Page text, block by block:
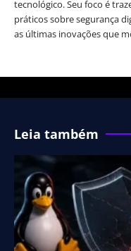
tecnológico. Seu foco é
práticos sobre segurança
as últimas inovações que
Leia também